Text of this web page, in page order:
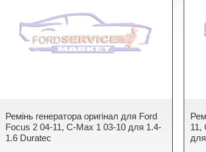
Ремінь генератора оригінал для Ford
Focus 2 04-11, C-Max 1 03-10 для 1.4-
1.6 Duratec
11,